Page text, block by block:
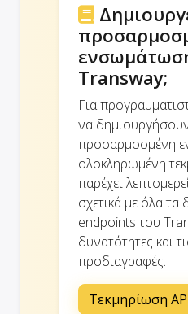
Transway;
Για
να
προσαρμοσμένη
ολοκληρωμένη
παρέχει
σχετικά με όλα τα
endpoints του
δυνατότητες και
προδιαγραφές.
Τεκμηρίωση